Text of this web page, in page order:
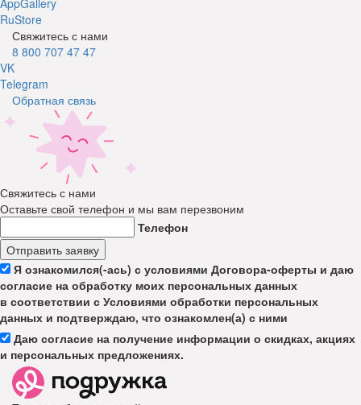
RuStore
Свяжитесь с нами
8 800 707 47 47
VK
Telegram
Обратная связь
Свяжитесь с нами
Оставьте свой телефон и мы вам перезвоним
Телефон
Отправить заявку
Я ознакомился(-ась) с условиями Договора-оферты и даю
согласие на обработку моих персональных данных
в соответствии с Условиями обработки персональных
данных и подтверждаю, что ознакомлен(а) с ними
Даю согласие на получение информации о скидках, акциях
и персональных предложениях.